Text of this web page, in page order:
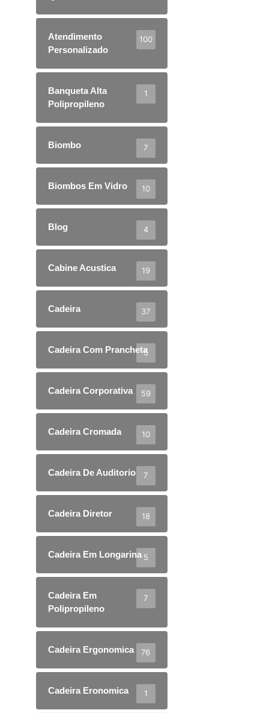
Atendimento
Personalizado
100
Banqueta Alta
Polipropileno
1
Biombo 7
Biombos Em Vidro 10
Blog 4
Cabine Acustica 19
Cadeira 37
Cadeira Com Prancheta
5
Cadeira Corporativa 59
Cadeira Cromada 10
Cadeira De Auditorio 7
Cadeira Diretor 18
Cadeira Em Longarina 5
Cadeira Em
Polipropileno
7
Cadeira Ergonomica 76
Cadeira Eronomica 1